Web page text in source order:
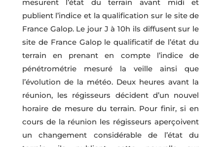
mesurent l’état du terrain avant midi et
publient l’indice et la qualification sur le site de
France Galop. Le jour J à 10h ils diffusent sur le
site de France Galop le qualificatif de l’état du
terrain en prenant en compte l’indice de
pénétrométrie mesuré la veille ainsi que
l’évolution de la météo. Deux heures avant la
réunion, les régisseurs décident d’un nouvel
horaire de mesure du terrain. Pour finir, si en
cours de la réunion les régisseurs aperçoivent
un changement considérable de l’état du